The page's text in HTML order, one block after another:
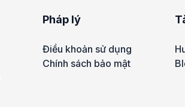
Pháp lý
Điều khoản sử dụng
Chính sách bảo mật